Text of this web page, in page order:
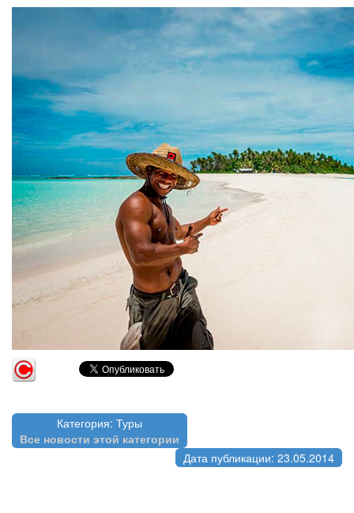
Категория: Туры
Все новости этой категории
Дата публикации: 23.05.2014